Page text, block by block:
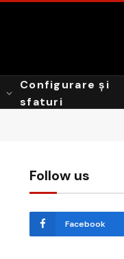
Configurare și
sfaturi
Follow us
Facebook